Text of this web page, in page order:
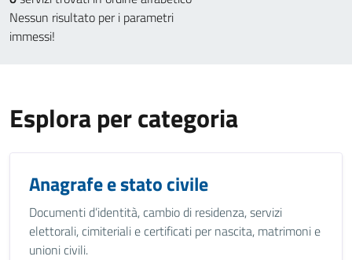
Nessun risultato per i parametri
immessi!
Esplora per categoria
Anagrafe e stato civile
Documenti d’identità, cambio di residenza, servizi
elettorali, cimiteriali e certificati per nascita, matrimoni e
unioni civili.